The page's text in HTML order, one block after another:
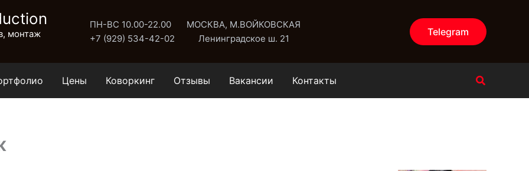
монтаж
ПН-ВС 10.00-22.00
+7 (929) 534-42-02
МОСКВА, М.ВОЙКОВСКАЯ
Ленинградское ш. 21
Telegram
Цены Коворкинг Отзывы Вакансии Контакты Поиск